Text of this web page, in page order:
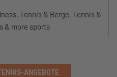
Tennis & Berge, Tennis &
& more sports
ANGEBOTE